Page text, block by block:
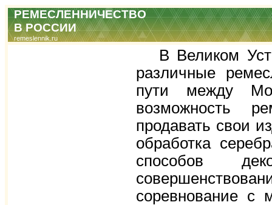
РЕМЕСЛЕННИЧЕСТВО
В РОССИИ
remeslennik.ru
В Великом
различные
пути между
возможность
продавать свои
обработка
способов
соревнование с